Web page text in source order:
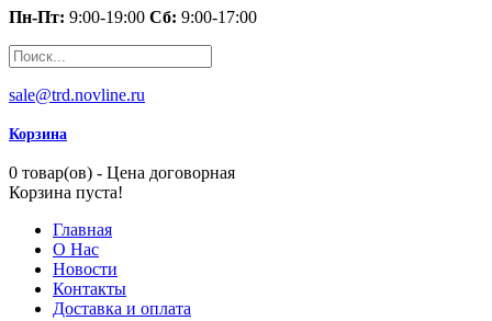
Пн-Пт: 9:00-19:00 Сб: 9:00-17:00
sale@trd.novline.ru
Корзина
0 товар(ов) - Цена договорная
Корзина пуста!
Главная
О Нас
Новости
Контакты
Доставка и оплата